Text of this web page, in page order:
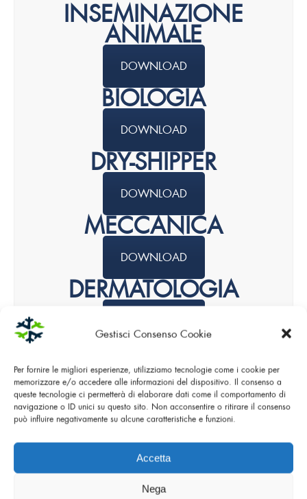
Gestisci Consenso Cookie
Per fornire le migliori esperienze, utilizziamo tecnologie come i cookie per
memorizzare e/o accedere alle informazioni del dispositivo. Il consenso a
queste tecnologie ci permetterà di elaborare dati come il comportamento di
navigazione o ID unici su questo sito. Non acconsentire o ritirare il consenso
può influire negativamente su alcune caratteristiche e funzioni.
Accetta
Nega
INSEMINAZIONE
ANIMALE
DOWNLOAD
BIOLOGIA
DOWNLOAD
DRY-SHIPPER
DOWNLOAD
MECCANICA
DOWNLOAD
DERMATOLOGIA
DOWNLOAD